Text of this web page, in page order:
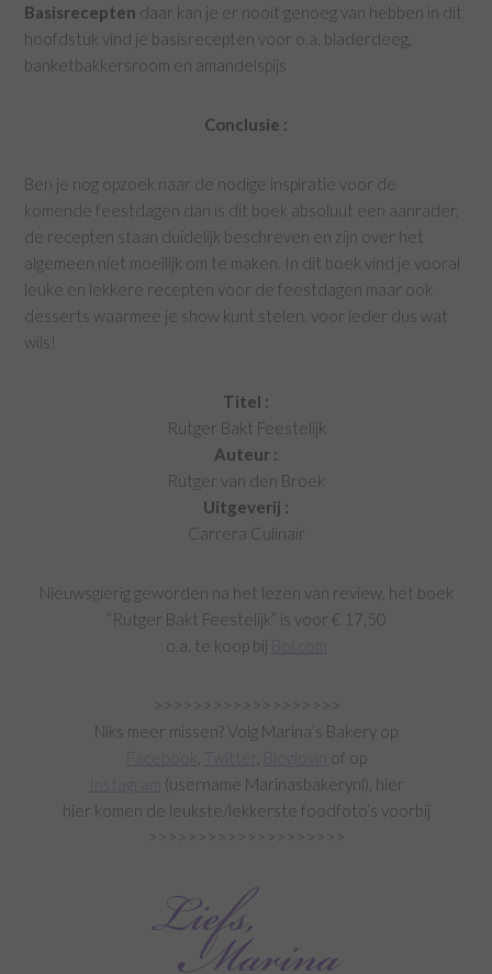
Basisrecepten daar kan je er nooit genoeg van hebben in dit
hoofdstuk vind je basisrecepten voor o.a. bladerdeeg,
banketbakkersroom en amandelspijs
Conclusie :
Ben je nog opzoek naar de nodige inspiratie voor de
komende feestdagen dan is dit boek absoluut een aanrader,
de recepten staan duidelijk beschreven en zijn over het
algemeen niet moeilijk om te maken. In dit boek vind je vooral
leuke en lekkere recepten voor de feestdagen maar ook
desserts waarmee je show kunt stelen, voor ieder dus wat
wils!
Titel :
Rutger Bakt Feestelijk
Auteur :
Rutger van den Broek
Uitgeverij :
Carrera Culinair
Nieuwsgierig geworden na het lezen van review, het boek
“Rutger Bakt Feestelijk” is voor € 17,50
o.a. te koop bij
>>>>>>>>>>>>>>>>>>>
Niks meer missen? Volg Marina’s Bakery op
Bloglovin
of op
Instagram
(username Marinasbakerynl), hier
hier komen de leukste/lekkerste foodfoto’s voorbij
>>>>>>>>>>>>>>>>>>>>